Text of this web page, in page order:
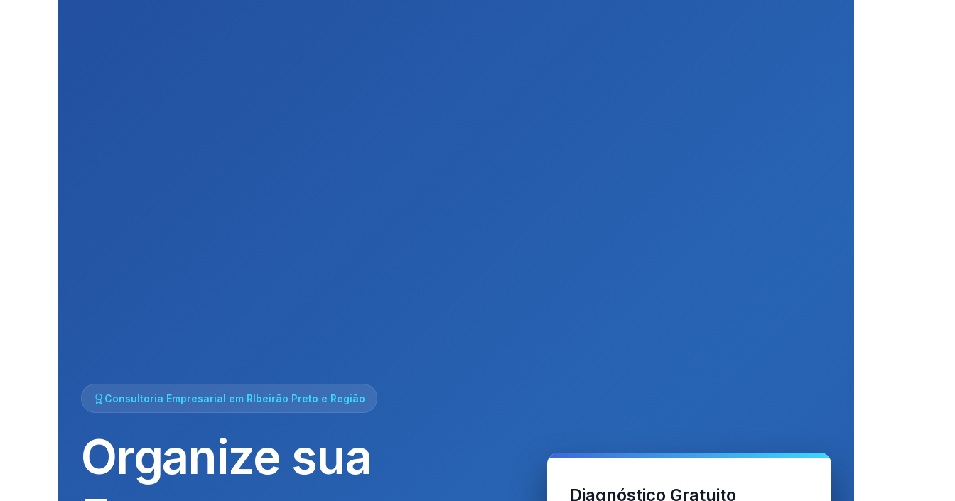
Consultoria Empresarial em RIbeirão Preto e Região
Organize sua
Diagnóstico Gratuito